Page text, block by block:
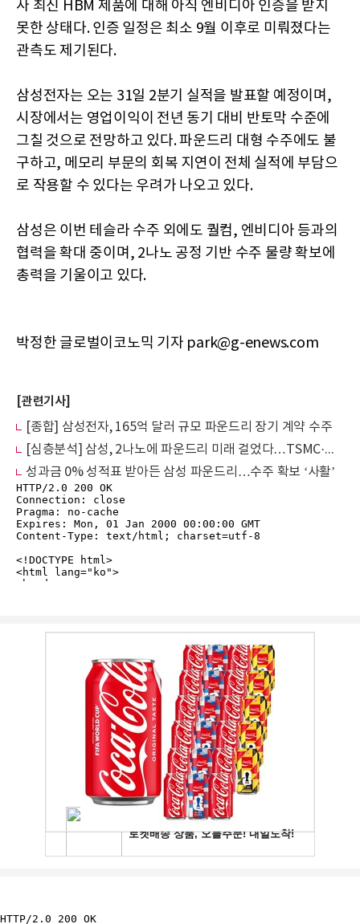
사 최신 HBM 제품에 대해 아직 엔비디아 인증을 받지
못한 상태다. 인증 일정은 최소 9월 이후로 미뤄졌다는
관측도 제기된다.
삼성전자는 오는 31일 2분기 실적을 발표할 예정이며,
시장에서는 영업이익이 전년 동기 대비 반토막 수준에
그칠 것으로 전망하고 있다. 파운드리 대형 수주에도 불
구하고, 메모리 부문의 회복 지연이 전체 실적에 부담으
로 작용할 수 있다는 우려가 나오고 있다.
삼성은 이번 테슬라 수주 외에도 퀄컴, 엔비디아 등과의
협력을 확대 중이며, 2나노 공정 기반 수주 물량 확보에
총력을 기울이고 있다.
박정한 글로벌이코노믹 기자 park@g-enews.com
[관련기사]
[종합] 삼성전자, 165억 달러 규모 파운드리 장기 계약 수주
[심층분석] 삼성, 2나노에 파운드리 미래 걸었다…TSMC·인텔과 '초미세공정 삼국지'
성과금 0% 성적표 받아든 삼성 파운드리…수주 확보 ‘사활’